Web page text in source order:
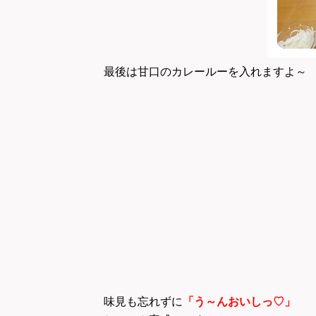
最後は甘口のカレールーを入れますよ
味見も忘れずに 「う～んおいしっ♡」